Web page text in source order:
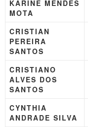
KARINE MENDES
MOTA
CRISTIAN
PEREIRA
SANTOS
CRISTIANO
ALVES DOS
SANTOS
CYNTHIA
ANDRADE SILVA